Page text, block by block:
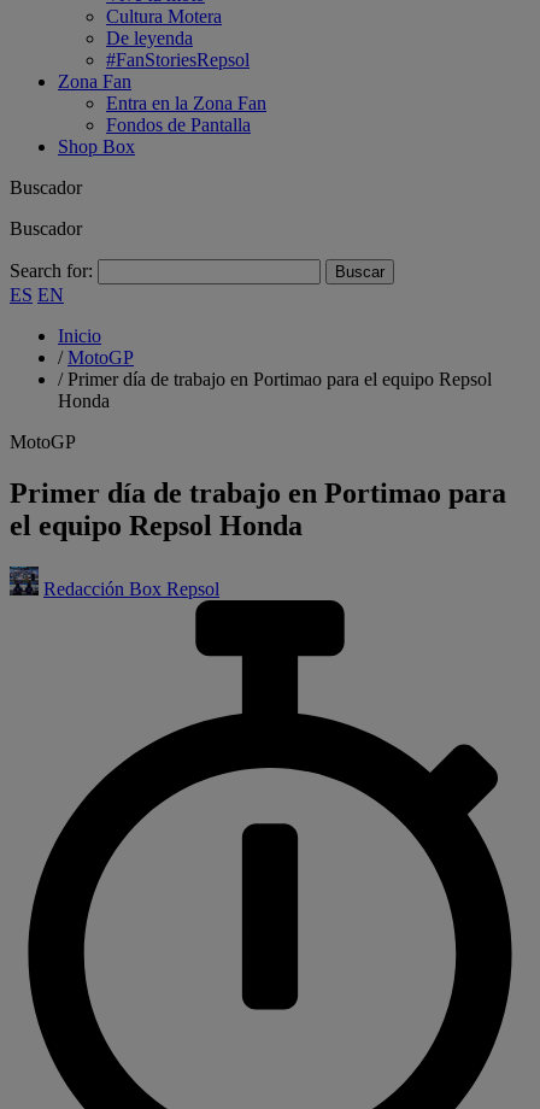
Cultura Motera
De leyenda
#FanStoriesRepsol
Zona Fan
Entra en la Zona Fan
Fondos de Pantalla
Shop Box
Buscador
Buscador
Search for:
ES EN
Inicio
/MotoGP
/Primer día de trabajo en Portimao para el equipo Repsol
Honda
MotoGP
Primer día de trabajo en Portimao para
el equipo Repsol Honda
Redacción Box Repsol